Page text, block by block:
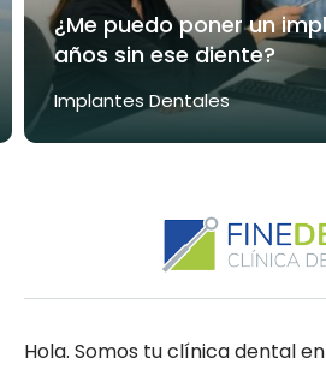
¿Me puedo poner un
años sin ese diente?
Implantes Dentales
Hola. Somos tu clínica dental